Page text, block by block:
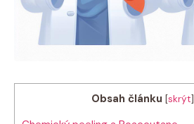
Obsah článku [skrýt]